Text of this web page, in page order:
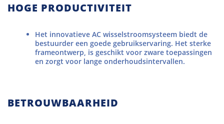
HOGE PRODUCTIVITEIT
Het innovatieve AC wisselstroomsysteem biedt de
bestuurder een goede gebruikservaring. Het sterke
frameontwerp, is geschikt voor zware toepassingen
en zorgt voor lange onderhoudsintervallen.
BETROUWBAARHEID